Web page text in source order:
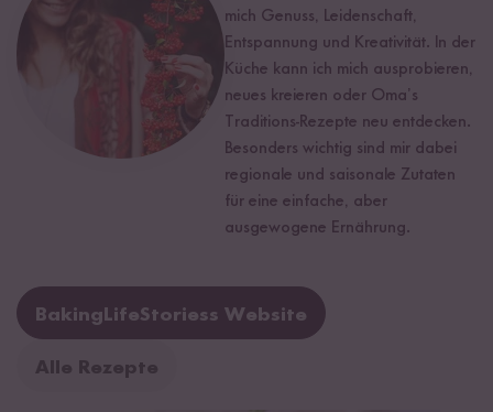
mich Genuss, Leidenschaft,
Entspannung und Kreativität. In der
Küche kann ich mich ausprobieren,
neues kreieren oder Oma’s
Traditions-Rezepte neu entdecken.
Besonders wichtig sind mir dabei
regionale und saisonale Zutaten
für eine einfache, aber
ausgewogene Ernährung.
BakingLifeStoriess Website
Alle Rezepte